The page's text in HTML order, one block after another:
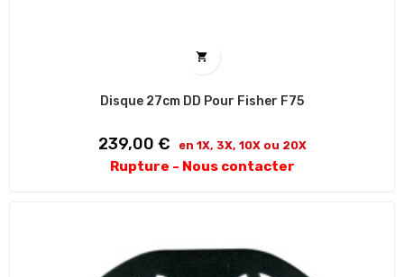

Disque 27cm DD Pour Fisher F75
Prix
239,00 € en 1X, 3X, 10X ou 20X
Rupture - Nous contacter